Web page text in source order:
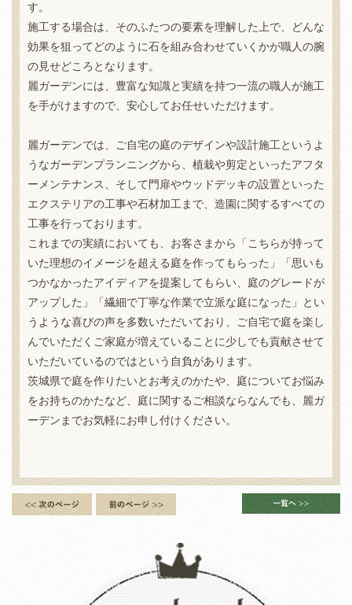
す。
施工する場合は、そのふたつの要素を理解した上で、どんな
効果を狙ってどのように石を組み合わせていくかが職人の腕
の見せどころとなります。
麗ガーデンには、豊富な知識と実績を持つ一流の職人が施工
を手がけますので、安心してお任せいただけます。
麗ガーデンでは、ご自宅の庭のデザインや設計施工というよ
うなガーデンプランニングから、植栽や剪定といったアフタ
ーメンテナンス、そして門扉やウッドデッキの設置といった
エクステリアの工事や石材加工まで、造園に関するすべての
工事を行っております。
これまでの実績においても、お客さまから「こちらが持って
いた理想のイメージを超える庭を作ってもらった」「思いも
つかなかったアイディアを提案してもらい、庭のグレードが
アップした」「繊細で丁寧な作業で立派な庭になった」とい
うような喜びの声を多数いただいており、ご自宅で庭を楽し
んでいただくご家庭が増えていることに少しでも貢献させて
いただいているのではという自負があります。
茨城県で庭を作りたいとお考えのかたや、庭についてお悩み
をお持ちのかたなど、庭に関するご相談ならなんでも、麗ガ
ーデンまでお気軽にお申し付けください。